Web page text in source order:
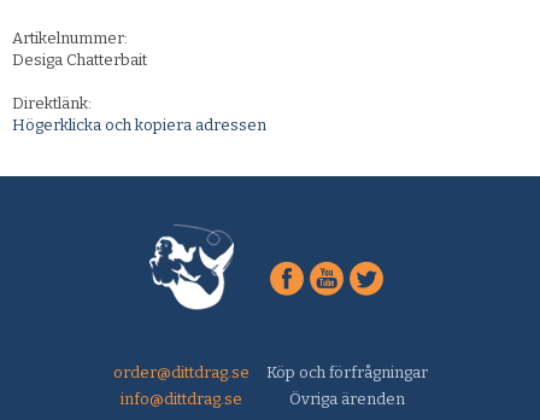
Artikelnummer:
Desiga Chatterbait
Direktlänk:
Högerklicka och kopiera adressen
order@dittdrag.se
Köp och förfrågningar
info@dittdrag.se
Övriga ärenden